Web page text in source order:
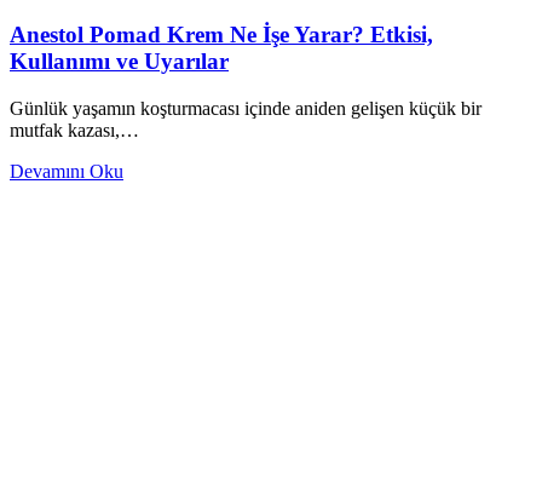
Anestol Pomad Krem Ne İşe Yarar? Etkisi,
Kullanımı ve Uyarılar
Günlük yaşamın koşturmacası içinde aniden gelişen küçük bir
mutfak kazası,…
Devamını Oku